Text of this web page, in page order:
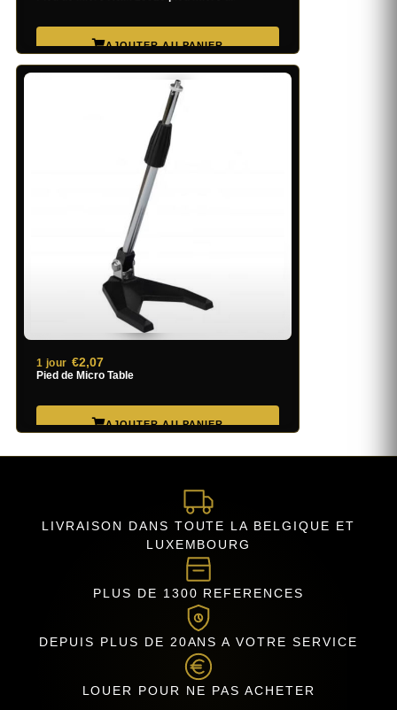
Pied de Micro Table
1 jour €2,07
LIVRAISON DANS TOUTE LA BELGIQUE ET
LUXEMBOURG
PLUS DE 1300 REFERENCES
DEPUIS PLUS DE 20ANS A VOTRE SERVICE
LOUER POUR NE PAS ACHETER